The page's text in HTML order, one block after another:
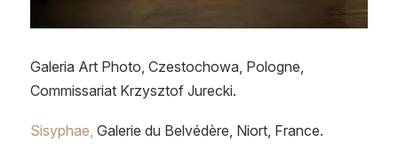
Galeria Art Photo, Czestochowa, Pologne,
Commissariat Krzysztof Jurecki.
Sisyphae, Galerie du Belvédère, Niort, France.